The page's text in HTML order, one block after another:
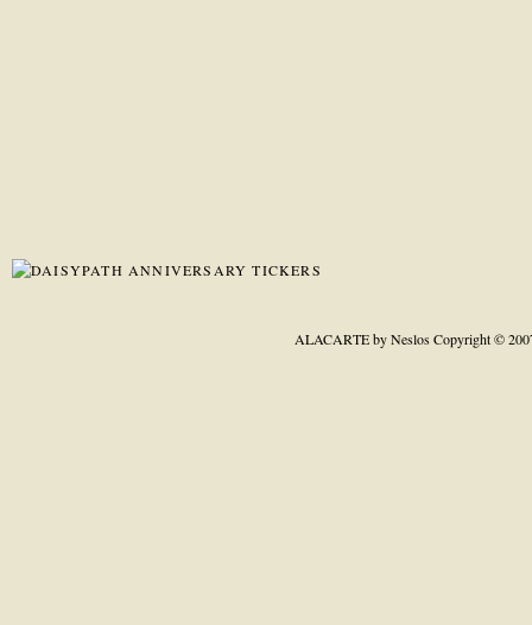
ALACARTE by NeslosCopyright ©